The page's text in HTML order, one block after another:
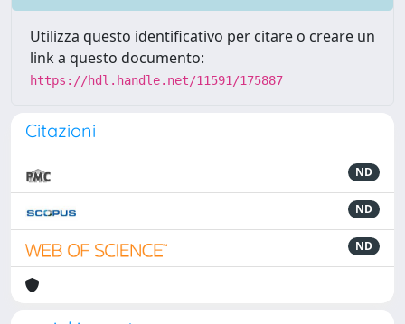
Utilizza questo identificativo per citare o creare un
link a questo documento:
https://hdl.handle.net/11591/175887
Citazioni
ND
ND
ND